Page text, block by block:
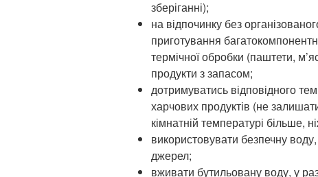
зберіганні);
на відпочинку без
приготування
термічної обробки (паштети,
продукти з запасом;
дотримуватись відповідного
харчових продуктів (не
кімнатній температурі більше,
використовувати безпечну
джерел;
вживати бутильовану воду, у